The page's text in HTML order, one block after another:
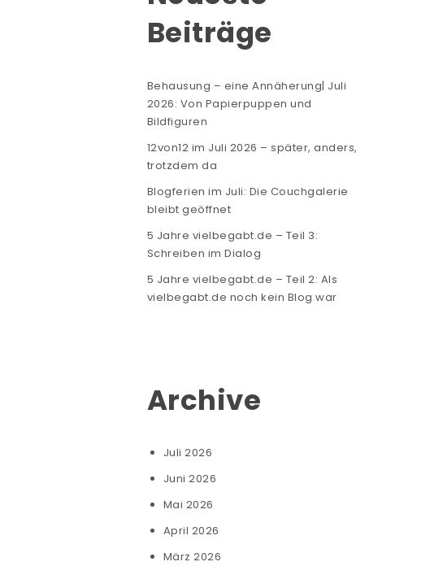
Beiträge
Behausung – eine Annäherung| Juli
2026: Von Papierpuppen und
Bildfiguren
12von12 im Juli 2026 – später, anders,
trotzdem da
Blogferien im Juli: Die Couchgalerie
bleibt geöffnet
5 Jahre vielbegabt.de – Teil 3:
Schreiben im Dialog
5 Jahre vielbegabt.de – Teil 2: Als
vielbegabt.de noch kein Blog war
Archive
Juli 2026
Juni 2026
Mai 2026
April 2026
März 2026